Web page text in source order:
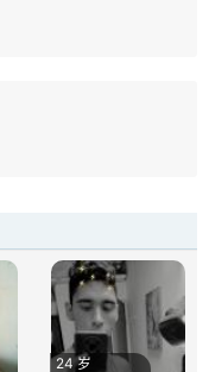
24 岁